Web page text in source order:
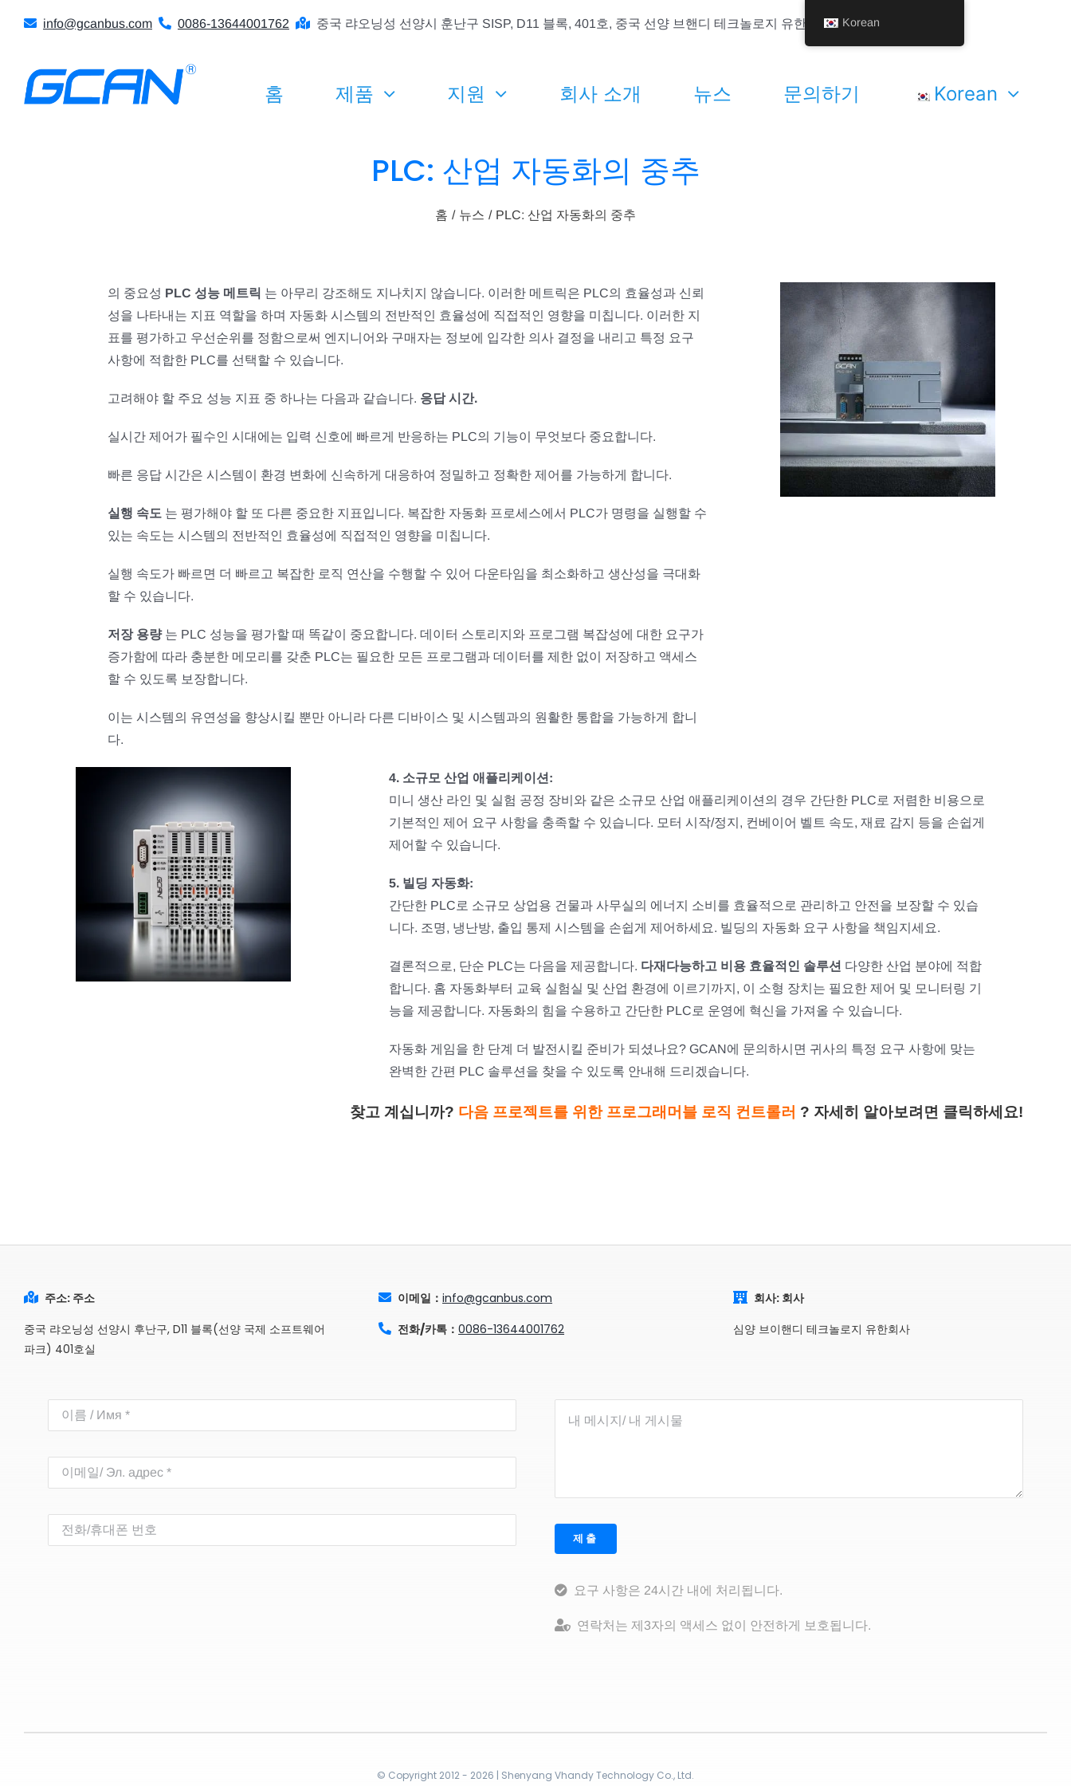
info@gcanbus.com 0086-13644001762 중국 랴오닝성 선양시 훈난구 SISP, D11 블록, 401호, 중국 선양 브핸디 테크놀로지 유한공사.
홈 제품 지원 회사 소개 뉴스 문의하기 Korean
PLC: 산업 자동화의 중추
홈 뉴스 PLC: 산업 자동화의 중추
의 중요성 PLC 성능 메트릭 는 아무리 강조해도 지나치지 않습니다. 이러한 메트릭은 PLC의 효율성과 신뢰
성을 나타내는 지표 역할을 하며 자동화 시스템의 전반적인 효율성에 직접적인 영향을 미칩니다. 이러한 지
표를 평가하고 우선순위를 정함으로써 엔지니어와 구매자는 정보에 입각한 의사 결정을 내리고 특정 요구
사항에 적합한 PLC를 선택할 수 있습니다.
고려해야 할 주요 성능 지표 중 하나는 다음과 같습니다. 응답 시간.
실시간 제어가 필수인 시대에는 입력 신호에 빠르게 반응하는 PLC의 기능이 무엇보다 중요합니다.
빠른 응답 시간은 시스템이 환경 변화에 신속하게 대응하여 정밀하고 정확한 제어를 가능하게 합니다.
실행 속도 는 평가해야 할 또 다른 중요한 지표입니다. 복잡한 자동화 프로세스에서 PLC가 명령을 실행할 수
있는 속도는 시스템의 전반적인 효율성에 직접적인 영향을 미칩니다.
실행 속도가 빠르면 더 빠르고 복잡한 로직 연산을 수행할 수 있어 다운타임을 최소화하고 생산성을 극대화
할 수 있습니다.
저장 용량는 PLC 성능을 평가할 때 똑같이 중요합니다. 데이터 스토리지와 프로그램 복잡성에 대한 요구가
증가함에 따라 충분한 메모리를 갖춘 PLC는 필요한 모든 프로그램과 데이터를 제한 없이 저장하고 액세스
할 수 있도록 보장합니다.
이는 시스템의 유연성을 향상시킬 뿐만 아니라 다른 디바이스 및 시스템과의 원활한 통합을 가능하게 합니
다.
4. 소규모 산업 애플리케이션:
미니 생산 라인 및 실험 공정 장비와 같은 소규모 산업 애플리케이션의 경우 간단한 PLC로 저렴한 비용으로
기본적인 제어 요구 사항을 충족할 수 있습니다. 모터 시작/정지, 컨베이어 벨트 속도, 재료 감지 등을 손쉽게
제어할 수 있습니다.
5. 빌딩 자동화:
간단한 PLC로 소규모 상업용 건물과 사무실의 에너지 소비를 효율적으로 관리하고 안전을 보장할 수 있습
니다. 조명, 냉난방, 출입 통제 시스템을 손쉽게 제어하세요. 빌딩의 자동화 요구 사항을 책임지세요.
결론적으로, 단순 PLC는 다음을 제공합니다. 다재다능하고 비용 효율적인 솔루션 다양한 산업 분야에 적합
합니다. 홈 자동화부터 교육 실험실 및 산업 환경에 이르기까지, 이 소형 장치는 필요한 제어 및 모니터링 기
능을 제공합니다. 자동화의 힘을 수용하고 간단한 PLC로 운영에 혁신을 가져올 수 있습니다.
자동화 게임을 한 단계 더 발전시킬 준비가 되셨나요? GCAN에 문의하시면 귀사의 특정 요구 사항에 맞는
완벽한 간편 PLC 솔루션을 찾을 수 있도록 안내해 드리겠습니다.
찾고 계십니까? 다음 프로젝트를 위한 프로그래머블 로직 컨트롤러 ? 자세히 알아보려면 클릭하세요!
주소: 주소
중국 랴오닝성 선양시 후난구, D11 블록(선양 국제 소프트웨어
파크) 401호실
이메일：info@gcanbus.com
전화/카톡：0086-13644001762
회사: 회사
심양 브이핸디 테크놀로지 유한회사
제출
요구 사항은 24시간 내에 처리됩니다.
연락처는 제3자의 액세스 없이 안전하게 보호됩니다.
© Copyright 2012 - 2026 | Shenyang Vhandy Technology Co., Ltd.
Korean